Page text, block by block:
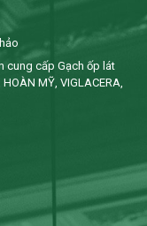
cung cấp Gạch ốp lát
MỸ, VIGLACERA,